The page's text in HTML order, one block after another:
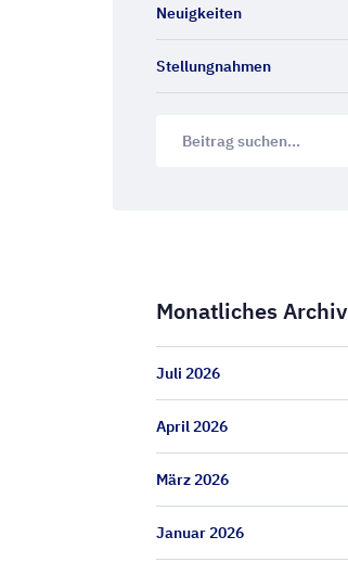
Neuigkeiten
Stellungnahmen
Monatliches Archiv
Juli 2026
April 2026
März 2026
Januar 2026